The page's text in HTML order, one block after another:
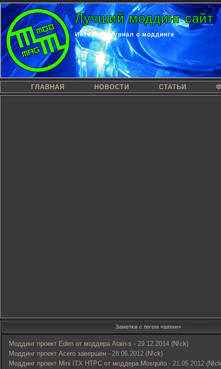
Лучший моддинг сайт
Интернет-журнал о моддинге
ГЛАВНАЯ НОВОСТИ СТАТЬИ
Заметки с тегом «шпон»
Моддинг проект Eden от моддера Alain-s - 29.12.2014 (N!ck)
Моддинг проект Acero завершен - 28.06.2012 (N!ck)
Моддинг проект Mini ITX HTPC от моддера Mosquito - 21.05.2012 (N!ck